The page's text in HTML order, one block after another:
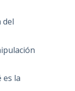
del
es la